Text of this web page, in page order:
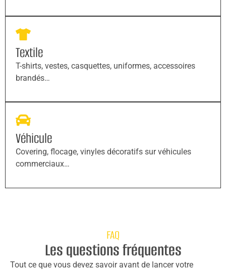
Textile
T-shirts, vestes, casquettes, uniformes, accessoires
brandés…
Véhicule
Covering, flocage, vinyles décoratifs sur véhicules
commerciaux…
FAQ
Les questions fréquentes
Tout ce que vous devez savoir avant de lancer votre